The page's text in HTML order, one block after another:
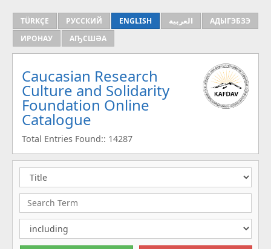
TÜRKÇE РУССКИЙ ENGLISH العربية
АДЫГЭБЗЭ
ИРОНАУ
АҦСШӘА
Caucasian Research
Culture and Solidarity
Foundation Online
Catalogue
Total Entries Found:: 14287